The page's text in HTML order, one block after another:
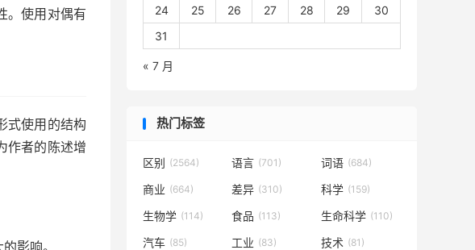
。使用对偶有
式使用的结构
作者的陈述增
影响。
24
25 26 27 28 29
30
31
« 7 月
热门标签
区别 (2564) 语言 (701) 词语 (684)
商业 (664) 差异 (310) 科学 (159)
生物学 (114) 食品 (113) 生命科学 (110)
汽车 (85) 工业 (83) 技术 (81)